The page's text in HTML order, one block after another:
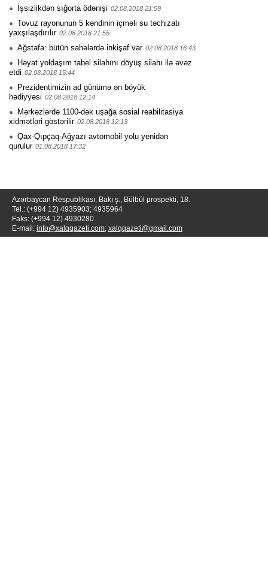
İşsizlikdən sığorta ödənişi 02.08.2018 21:59
Tovuz rayonunun 5 kəndinin içməli su təchizatı
yaxşılaşdırılır 02.08.2018 21:55
Ağstafa: bütün sahələrdə inkişaf var 02.08.2018 16:43
Həyat yoldaşım tabel silahını döyüş silahı ilə əvəz
etdi 02.08.2018 15:44
Prezidentimizin ad günümə ən böyük
hədiyyəsi 02.08.2018 12:14
Mərkəzlərdə 1100-dək uşağa sosial reabilitasiya
xidmətləri göstərilir 02.08.2018 12:13
Qax-Qıpçaq-Ağyazı avtomobil yolu yenidən
qurulur 01.08.2018 17:32
Azərbaycan Respublikası, Bakı ş., Bülbül prospekti, 18.
Tel.: (+994 12) 4935903; 4935964
Faks: (+994 12) 4930280
E-mail: info@xalqqazeti.com; xalqqazeti@gmail.com